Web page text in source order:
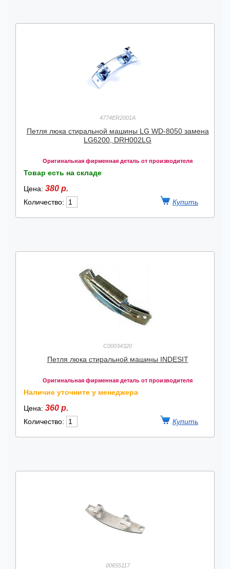
4774ER2001A
Петля люка стиральной машины LG WD-8050 замена
LG6200, DRH002LG
Оригинальная фирменная деталь от производителя
Товар есть на складе
Цена: 380 р.
Количество:
C00034320
Петля люка стиральной машины INDESIT
Оригинальная фирменная деталь от производителя
Наличие уточните у менеджера
Цена: 360 р.
Количество:
00655117